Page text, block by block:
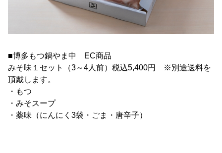
■博多もつ鍋やま中 EC商品
みそ味１セット（3～4人前）税込5,400円 ※別途送料を
頂戴します。
・もつ
・みそスープ
・薬味（にんにく3袋・ごま・唐辛子）